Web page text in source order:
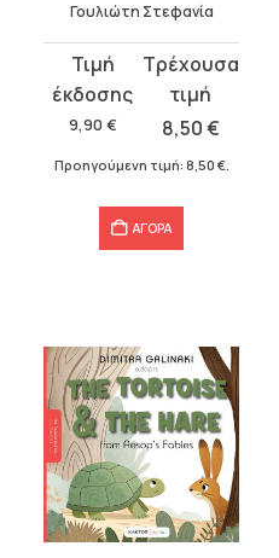
Γουλιώτη Στεφανία
9,90 €
Original
price
was:
9,90 €.
8,50€
τρέχουσα
τιμή
είναι:
Προηγούμενη τιμή: 8,50 €.
ΑΓΟΡΑ